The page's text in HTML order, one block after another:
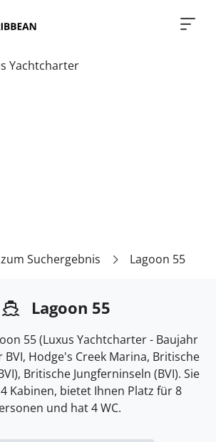
Suchergebnis Lagoon 55
Lagoon 55
55 (Luxus Yachtcharter - Baujahr
BVI, Hodge's Creek Marina, Britische
Britische Jungferninseln (BVI). Sie
Kabinen, bietet Ihnen Platz für 8
und hat 4 WC.